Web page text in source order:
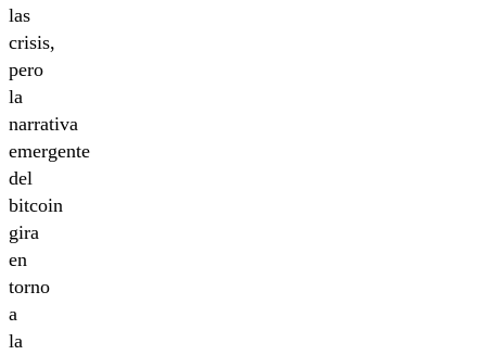
las
crisis,
pero
la
narrativa
emergente
del
bitcoin
gira
en
torno
a
la